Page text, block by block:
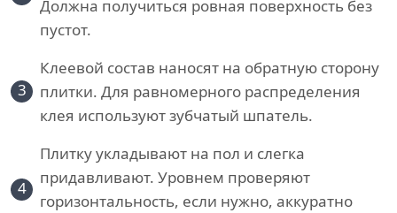
Должна получиться ровная поверхность без
пустот.
3
Клеевой состав наносят на обратную сторону
плитки. Для равномерного распределения
клея используют зубчатый шпатель.
4
Плитку укладывают на пол и слегка
придавливают. Уровнем проверяют
горизонтальность, если нужно, аккуратно